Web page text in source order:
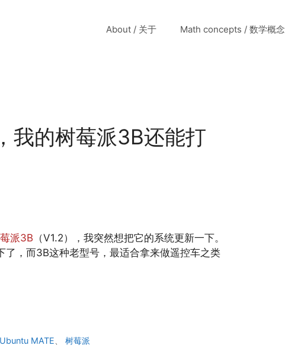
About / 关于 Math concepts / 数学概念
我的树莓派3B还能打
派3B （V1.2），我突然想把它的系统更新一下。
，而3B这种老型号，最适合拿来做遥控车之类
Ubuntu MATE 、树莓派